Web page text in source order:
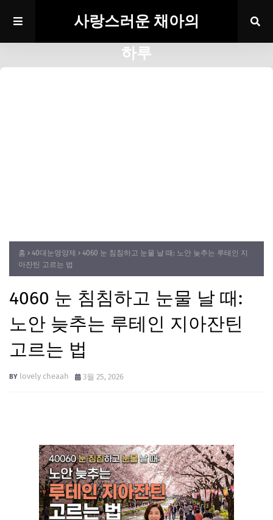
사랑스러운 채아의
하루
홈 40대눈영양제
4060 눈 침침하고 눈물 날 때: 노안 늦추는 루테인 지
아잔틴 고르는 법
4060 눈 침침하고 눈물 날 때:
노안 늦추는 루테인 지아잔틴
고르는 법
lovely cheaah 3월 25, 2026